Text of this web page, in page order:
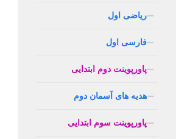
ریاضی اول
فارسی اول
پاورپوینت دوم ابتدایی
هدیه های آسمان دوم
پاورپوینت سوم ابتدایی